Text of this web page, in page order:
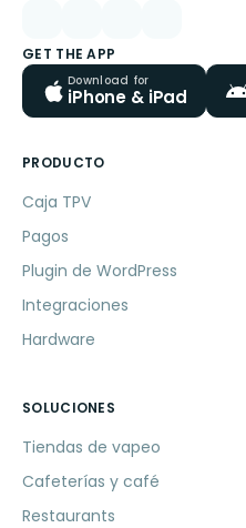
GET THE APP
Download for
iPhone & iPad
PRODUCTO
Caja TPV
Pagos
Plugin de WordPress
Integraciones
Hardware
SOLUCIONES
Tiendas de vapeo
Cafeterías y café
Restaurants